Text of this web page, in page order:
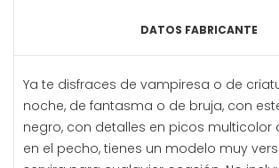
DATOS FABRICANTE
Ya te disfraces de vampiresa o de
noche, de fantasma o de bruja, con
negro, con detalles en picos multicolor
en el pecho, tienes un modelo muy